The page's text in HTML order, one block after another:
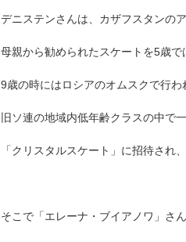
デニステンさんは、カザフスタンの
母親から勧められたスケートを5歳で
9歳の時にはロシアのオムスクで行わ
旧ソ連の地域内低年齢クラスの中で
「クリスタルスケート」に招待され、
そこで「エレーナ・ブイアノワ」さん